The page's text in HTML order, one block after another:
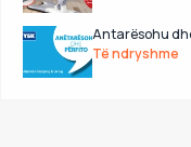
Antarësohu
Të ndryshme